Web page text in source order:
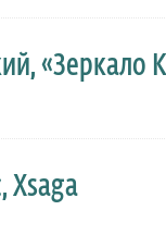
«Зеркало
Xsaga